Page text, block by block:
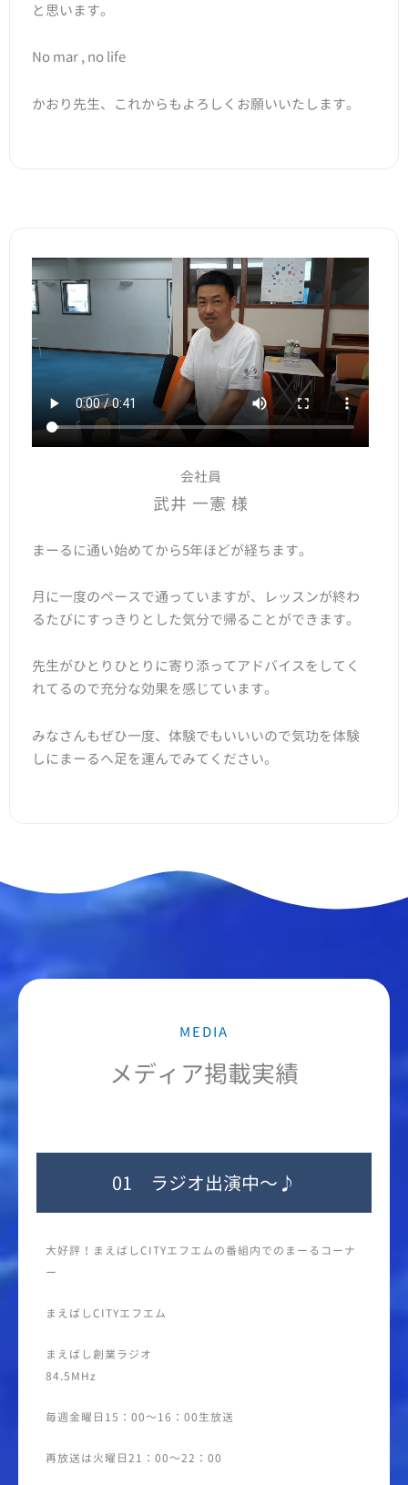
と思います。
No mar , no life
かおり先生、これからもよろしくお願いいたします。
会社員
武井 一憲 様
まーるに通い始めてから5年ほどが経ちます。
月に一度のペースで通っていますが、レッスンが終わ
るたびにすっきりとした気分で帰ることができます。
先生がひとりひとりに寄り添ってアドバイスをしてく
れてるので充分な効果を感じています。
みなさんもぜひ一度、体験でもいいいので気功を体験
しにまーるへ足を運んでみてください。
MEDIA
メディア掲載実績
01 ラジオ出演中〜♪
大好評！まえばしCITYエフエムの番組内でのまーるコーナ
ー
まえばしCITYエフエム
まえばし創業ラジオ
84.5MHz
毎週金曜日15：00～16：00生放送
再放送は火曜日21：00～22：00